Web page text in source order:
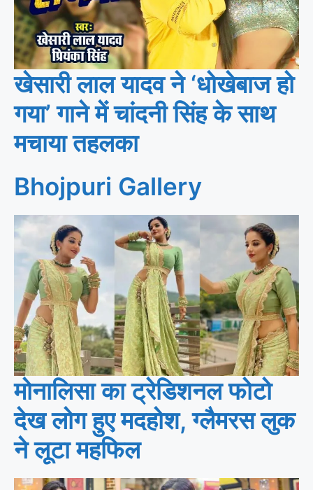
खेसारी लाल यादव ने ‘धोखेबाज हो
गया’ गाने में चांदनी सिंह के साथ
मचाया तहलका
Bhojpuri Gallery
मोनालिसा का ट्रेडिशनल फोटो
देख लोग हुए मदहोश, ग्लैमरस लुक
ने लूटा महफिल